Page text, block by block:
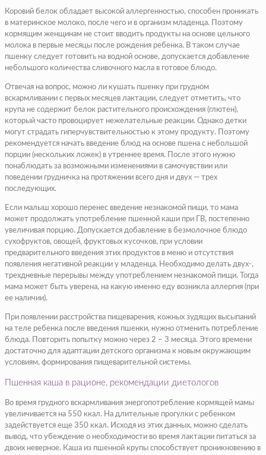
Коровий белок обладает высокой аллергенностью, способен проникать
в материнское молоко, после чего и в организм младенца. Поэтому
кормящим женщинам не стоит вводить продукты на основе цельного
молока в первые месяцы после рождения ребенка. В таком случае
пшенку следует готовить на водной основе, допускается добавление
небольшого количества сливочного масла в готовое блюдо.
Отвечая на вопрос, можно ли кушать пшенку при грудном
вскармливании с первых месяцев лактации, следует отметить, что
крупа не содержит белок растительного происхождения (глютен),
который часто провоцирует нежелательные реакции. Однако детки
могут страдать гиперчувствительностью к этому продукту. Поэтому
рекомендуется начать введение блюд на основе пшена с небольшой
порции (нескольких ложек) в утреннее время. После этого нужно
понаблюдать за возможными изменениями в самочувствии или
поведении грудничка на протяжении всего дня и двух — трех
последующих.
Если малыш хорошо перенес введение незнакомой пищи, то мама
может продолжать употребление пшенной каши при ГВ, постепенно
увеличивая порцию. Допускается добавление в безмолочное блюдо
сухофруктов, овощей, фруктовых кусочков, при условии
предварительного введения этих продуктов в меню и отсутствия
появления негативной реакции у младенца. Необходимо делать двух-,
трехдневные перерывы между употреблением незнакомой пищи. Тогда
мама может быть уверена, на какую именно еду возникла аллергия (при
ее наличии).
При появлении расстройства пищеварения, кожных зудящих высыпаний
на теле ребенка после введения пшенки, нужно отменить потребление
блюда. Повторить попытку можно через 2 – 3 месяца. Этого времени
достаточно для адаптации детского организма к новым окружающим
условиям, формирования пищеварительной системы.
Пшенная каша в рационе, рекомендации диетологов
Во время грудного вскармливания энергопотребление кормящей мамы
увеличивается на 550 ккал. На длительные прогулки с ребенком
задействуется еще 350 ккал. Исходя из этих данных, можно сделать
вывод, что убеждение о необходимости во время лактации питаться за
двоих неверное. Каша из пшенной крупы способствует проникновению в